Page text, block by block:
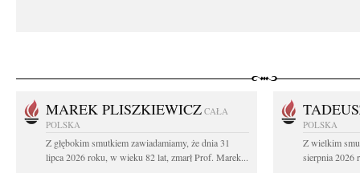
MAREK PLISZKIEWICZ CAŁA
POLSKA
Z głębokim smutkiem zawiadamiamy, że dnia 31
lipca 2026 roku, w wieku 82 lat, zmarł Prof. Marek...
POLSKA
Z wielkim
sierpnia 2026